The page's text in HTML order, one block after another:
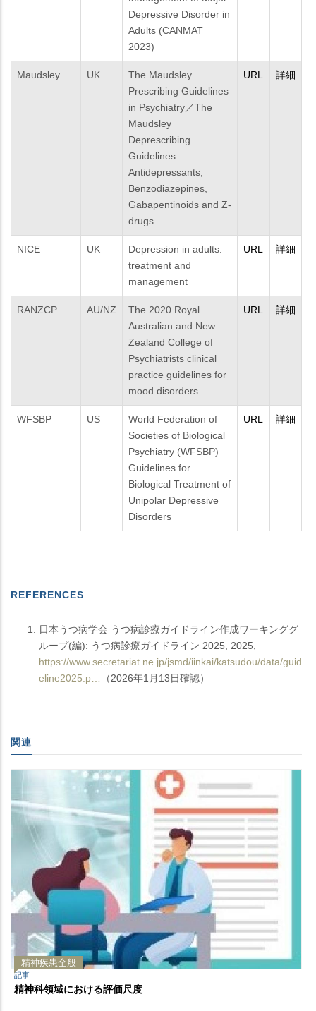
Depressive Disorder in
Adults (CANMAT
2023)
Maudsley UK
The Maudsley
Prescribing Guidelines
in Psychiatry／The
Maudsley
Deprescribing
Guidelines:
Antidepressants,
Benzodiazepines,
Gabapentinoids and Z-
drugs
URL 詳細
NICE UK
Depression in adults:
treatment and
management
URL 詳細
RANZCP AU/NZ
The 2020 Royal
Australian and New
Zealand College of
Psychiatrists clinical
practice guidelines for
mood disorders
URL 詳細
WFSBP US
World Federation of
Societies of Biological
Psychiatry (WFSBP)
Guidelines for
Biological Treatment of
Unipolar Depressive
Disorders
URL 詳細
REFERENCES
日本うつ病学会 うつ病診療ガイドライン作成ワーキンググ
ループ(編): うつ病診療ガイドライン 2025, 2025,
https://www.secretariat.ne.jp/jsmd/iinkai/katsudou/data/guid
eline2025.p…
（2026年1月13日確認）
関連
精神疾患全般
記事
精神科領域における評価尺度